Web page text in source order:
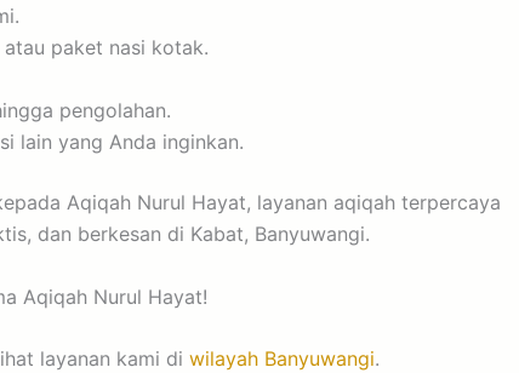
paket nasi kotak.
pengolahan.
lain yang Anda inginkan.
Aqiqah Nurul Hayat, layanan aqiqah terpercaya
dan berkesan di Kabat, Banyuwangi.
Aqiqah Nurul Hayat!
layanan kami di wilayah Banyuwangi.